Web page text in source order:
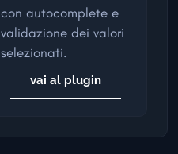
con autocomplete e
validazione dei valori
selezionati.
vai al plugin